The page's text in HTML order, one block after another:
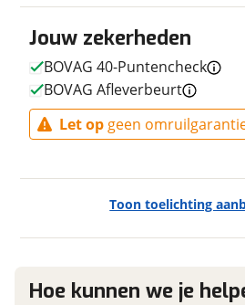
Type remsysteem voor
Merk remsysteem voor
Type primair remsysteem
Merk primair remsysteem
achter
Elektrisch? Ja,
Toon toelichting
goed mogelijk bij de aanbieder te
Jouw zekerheden
BOVAG 40-Puntencheck
BOVAG Afleverbeurt
Let op geen
Hoe kunnen we je